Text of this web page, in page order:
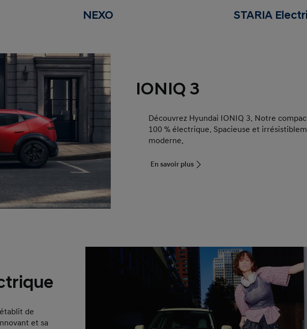
NEXO STARIA
IONIQ 3
Découvrez Hyundai IONIQ 3. Notre
100 % électrique. Spacieuse et
moderne.
En savoir plus
de
et sa